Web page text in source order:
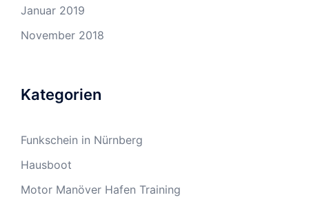
Januar 2019
November 2018
Kategorien
Funkschein in Nürnberg
Hausboot
Motor Manöver Hafen Training